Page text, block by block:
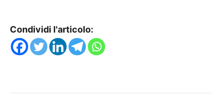
Condividi l'articolo: